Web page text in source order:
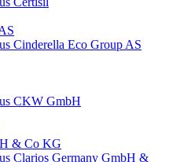
Cinderella Eco Group AS
CKW GmbH
& Co KG
Clarios Germany GmbH &